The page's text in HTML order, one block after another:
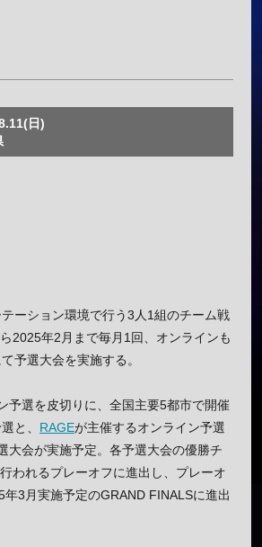
日)
ーション環境で行う3人1組のチーム戦
2025年2月まで毎月1回、オンラインも
予選大会を実施する。
予選を皮切りに、全国主要5都市で開催
と、 RAGEが主催するオンライン予選
大会が実施予定。各予選大会の優勝チ
われるプレーオフに進出し、プレーオ
3月実施予定のGRAND FINALSに進出